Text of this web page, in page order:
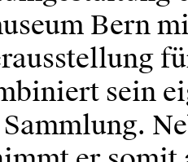
Bern
sein
Sammlung.